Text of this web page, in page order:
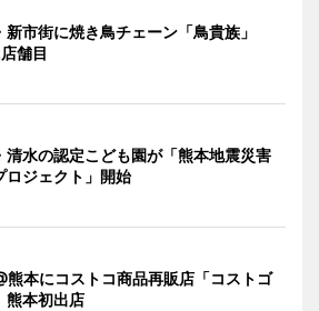
新市街に焼き鳥チェーン「鳥貴族」
舗目
清水の認定こども園が「熊本地震災害
ロジェクト」開始
熊本にコストコ商品再販店「コストゴ
本初出店